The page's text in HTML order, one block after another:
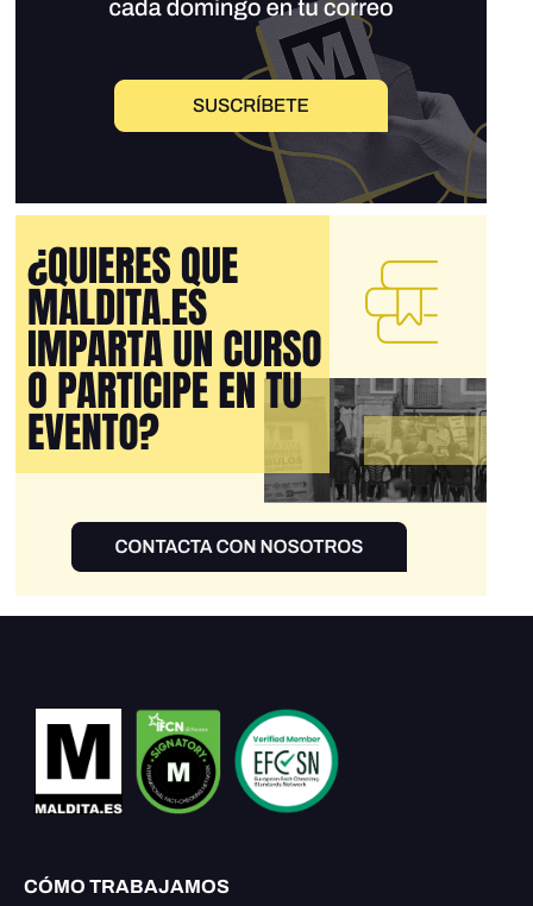
CÓMO TRABAJAMOS